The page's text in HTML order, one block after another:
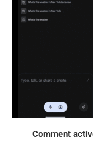
Comment